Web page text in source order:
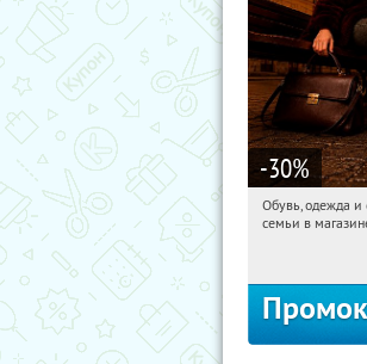
-30%
13:44:59
Обувь, одежда и
семьи в